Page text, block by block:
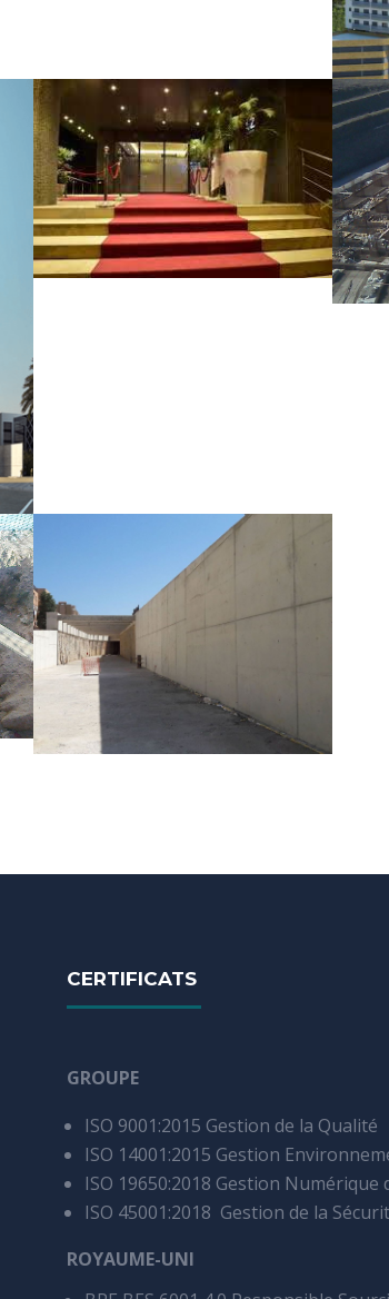
CERTIFICATS
GROUPE
ISO 9001:2015 Gestion de la Qualité
ISO 14001:2015 Gestion
ISO 19650:2018 Gestion Numérique
ISO 45001:2018 Gestion de la
ROYAUME-UNI